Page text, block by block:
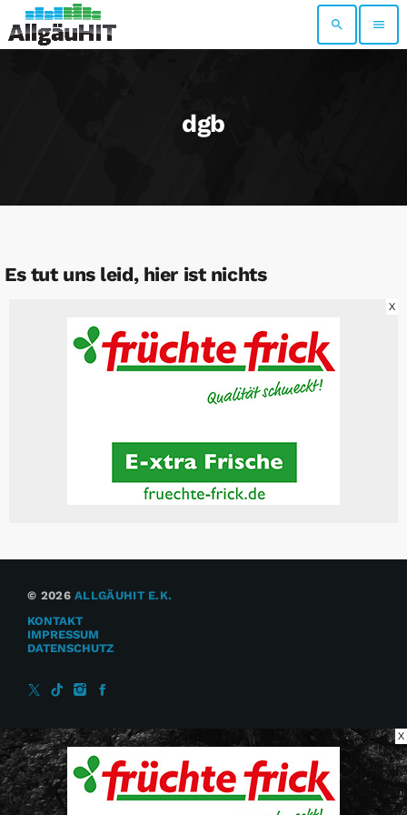
search menu
dgb
Es tut uns leid, hier ist nichts
X
© 2026ALLGÄUHIT E.K.
KONTAKT
IMPRESSUM
DATENSCHUTZ
X